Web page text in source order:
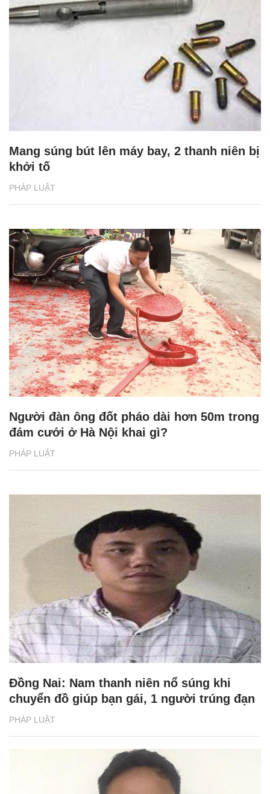
PHÁP LUẬT
Mang súng bút lên máy bay, 2 thanh niên bị
khởi tố
PHÁP LUẬT
Người đàn ông đốt pháo dài hơn 50m trong
đám cưới ở Hà Nội khai gì?
PHÁP LUẬT
Đồng Nai: Nam thanh niên nổ súng khi
chuyển đồ giúp bạn gái, 1 người trúng đạn